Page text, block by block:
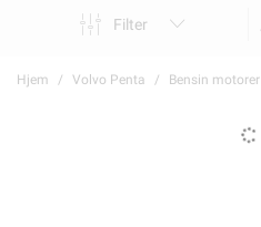
Filter
Hjem Volvo Penta Bensin motorer